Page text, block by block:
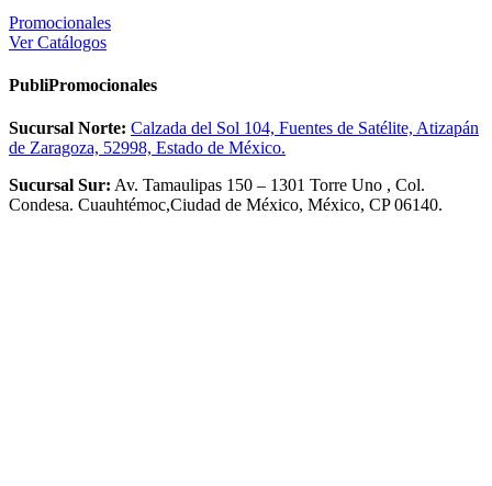
Promocionales
Ver Catálogos
PubliPromocionales
Sucursal Norte: Calzada del Sol 104, Fuentes de Satélite, Atizapán
de Zaragoza, 52998, Estado de México.
Sucursal Sur: Av. Tamaulipas 150 – 1301 Torre Uno , Col.
Condesa. Cuauhtémoc,Ciudad de México, México, CP 06140.